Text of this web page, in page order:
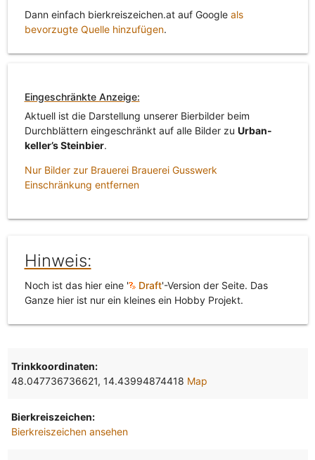
Dann einfach bierkreiszeichen.at auf Google als
bevorzugte Quelle hinzufügen.
Eingeschränkte Anzeige:
Aktuell ist die Darstellung unserer Bierbilder beim
Durchblättern eingeschränkt auf alle Bilder zu Urban-
keller’s Steinbier.
Nur Bilder zur Brauerei Brauerei Gusswerk
Einschränkung entfernen
Hinweis:
Noch ist das hier eine ' Draft'-Version der Seite. Das
Ganze hier ist nur ein kleines ein Hobby Projekt.
Trinkkoordinaten:
48.047736736621, 14.43994874418 Map
Bierkreiszeichen:
Bierkreiszeichen ansehen